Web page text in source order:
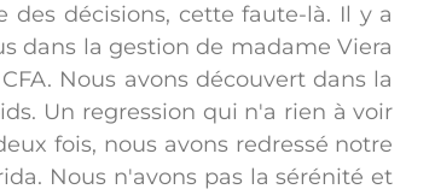
décisions, cette faute-là. Il y a
dans la gestion de madame Viera
Nous avons découvert dans la
Un regression qui n'a rien à voir
fois, nous avons redressé notre
Nous n'avons pas la sérénité et